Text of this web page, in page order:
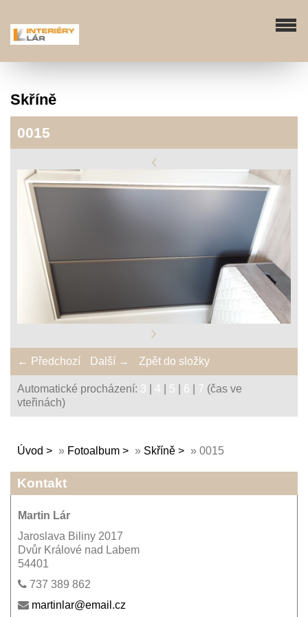
Skříně
0015
← Předchozí Další → Zpět do složky
Automatické procházení: 3 4 5 6 7 (čas ve
vteřinách)
Úvod » Fotoalbum » Skříně » 0015
Kontakt
Martin Lár
Jaroslava Biliny 2017
Dvůr Králové nad Labem
54401
737 389 862
martinlar@email.cz